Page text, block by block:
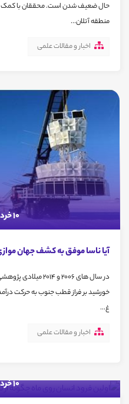
حال ضعیف شدن است. محققان با کمک
منطقه آتلان...
اخبار و مقالات علمی
10 خرداد 1399
آیا ناسا موفق به کشف جهان
در سال های ۲۰۰۶ و
خورشید بر فراز قطب جنوب به حرکت
غ...
اخبار و مقالات علمی
10 خرداد 1399